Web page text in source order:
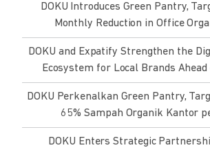
DOKU Introduces Green Pantry,
Monthly Reduction in Office
DOKU and Expatify Strengthen the
Ecosystem for Local Brands Ahead
DOKU Perkenalkan Green Pantry,
65% Sampah Organik Kantor
DOKU Enters Strategic